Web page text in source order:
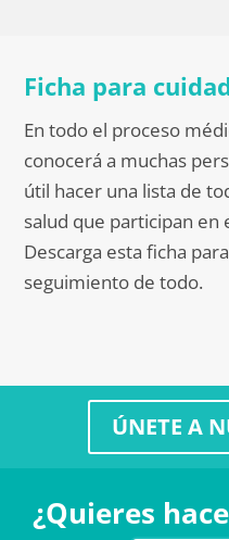
Ficha para
En todo el proceso
conocerá a muchas
útil hacer una lista de
salud que participan en
Descarga esta ficha
seguimiento de todo.
ÚNETE A
¿Quieres